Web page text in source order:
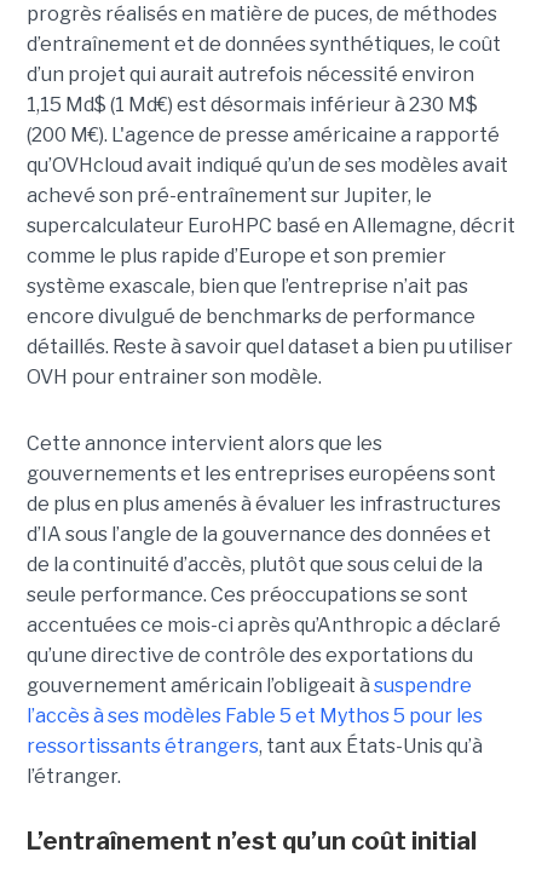
progrès réalisés en matière de puces, de méthodes
d’entraînement et de données synthétiques, le coût
d’un projet qui aurait autrefois nécessité environ
1,15 Md$ (1 Md€) est désormais inférieur à 230 M$
(200 M€). L'agence de presse américaine a rapporté
qu’OVHcloud avait indiqué qu’un de ses modèles avait
achevé son pré-entraînement sur Jupiter, le
supercalculateur EuroHPC basé en Allemagne, décrit
comme le plus rapide d’Europe et son premier
système exascale, bien que l’entreprise n’ait pas
encore divulgué de benchmarks de performance
détaillés. Reste à savoir quel dataset a bien pu utiliser
OVH pour entrainer son modèle.
Cette annonce intervient alors que les
gouvernements et les entreprises européens sont
de plus en plus amenés à évaluer les infrastructures
d’IA sous l’angle de la gouvernance des données et
de la continuité d’accès, plutôt que sous celui de la
seule performance. Ces préoccupations se sont
accentuées ce mois-ci après qu’Anthropic a déclaré
qu’une directive de contrôle des exportationsdu
gouvernement américain l’obligeait à suspendre
l’accès à ses modèles Fable 5 et Mythos 5 pour les
ressortissants étrangers, tant aux États-Unis qu’à
l’étranger.
L’entraînement n’est qu’un coût initial